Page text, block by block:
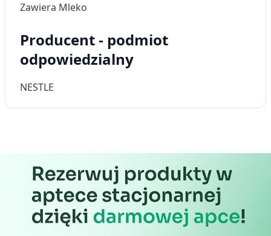
Zawiera Mleko
Producent - podmiot
odpowiedzialny
NESTLE